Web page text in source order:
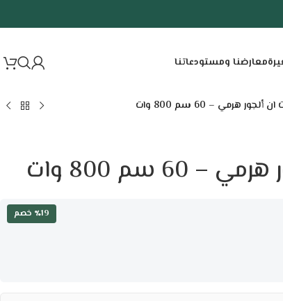
معارضنا ومستودعاتنا
هرمي – 60 سم 800 وات
سم 800 وات
٪19 خصم